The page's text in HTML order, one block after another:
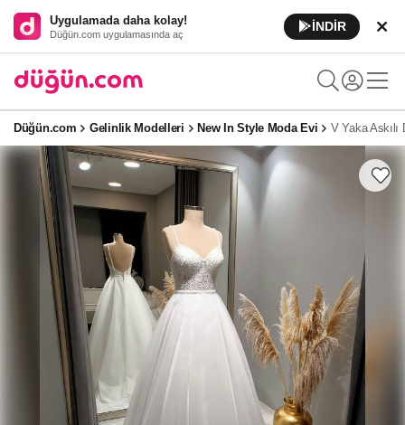
Uygulamada daha kolay!
Düğün.com uygulamasında aç
İNDİR
Düğün.com Gelinlik Modelleri New In Style Moda Evi V Yaka